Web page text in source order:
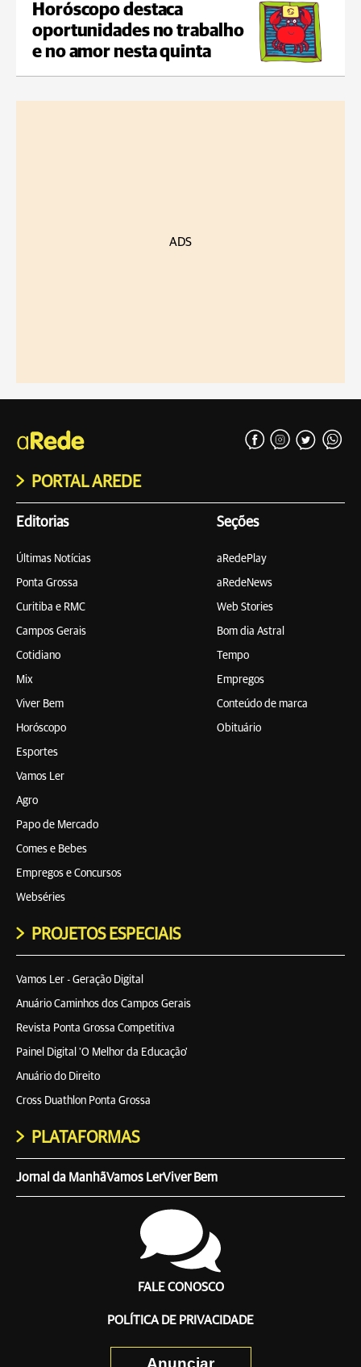
Horóscopo destaca
oportunidades no trabalho
e no amor nesta quinta
ADS
PORTAL AREDE
Editorias
Últimas Notícias
Ponta Grossa
Curitiba e RMC
Campos Gerais
Cotidiano
Mix
Viver Bem
Horóscopo
Esportes
Vamos Ler
Agro
Papo de Mercado
Comes e Bebes
Empregos e Concursos
Webséries
Seções
aRedePlay
aRedeNews
Web Stories
Bom dia Astral
Tempo
Empregos
Conteúdo de marca
Obituário
PROJETOS ESPECIAIS
Vamos Ler - Geração Digital
Anuário Caminhos dos Campos Gerais
Revista Ponta Grossa Competitiva
Painel Digital 'O Melhor da Educação'
Anuário do Direito
Cross Duathlon Ponta Grossa
PLATAFORMAS
Jornal da ManhãVamos LerViver Bem
FALE CONOSCO
POLÍTICA DE PRIVACIDADE